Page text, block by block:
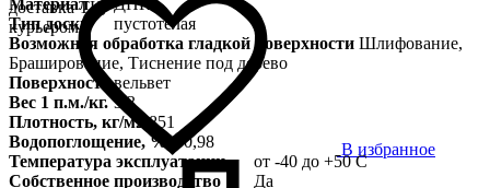
доставка ТК,
курьером
В избранное
Материал
ДПК
Тип доски
пустотелая
Возможная обработка гладкой поверхности Шлифование,
Браширование, Тиснение под дерево
Поверхностьвельвет
Вес 1 п.м./кг. 3,3
Плотность, кг/м2 851
Водопоглощение, %
0,98
Температура эксплуатации
от -40 до +50 С
Собственное производство
Да